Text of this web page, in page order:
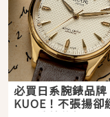
必買日系腕錶品牌
KUOE！不張揚卻